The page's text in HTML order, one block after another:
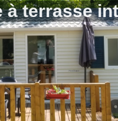
à terrasse